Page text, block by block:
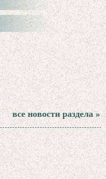
все новости раздела »